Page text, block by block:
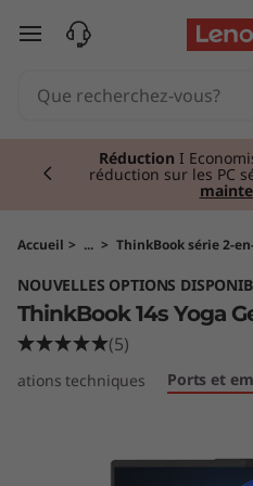
T
B
o
o
k
passer au contenu principal
Réduction I
réduction sur les PC
Currently displaying item
Accueil > ... > ThinkBook série 2-
NOUVELLES OPTIONS
ThinkBook 14s Yoga
(5)
techniques Ports et